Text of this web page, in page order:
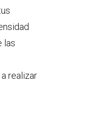
las
realizar